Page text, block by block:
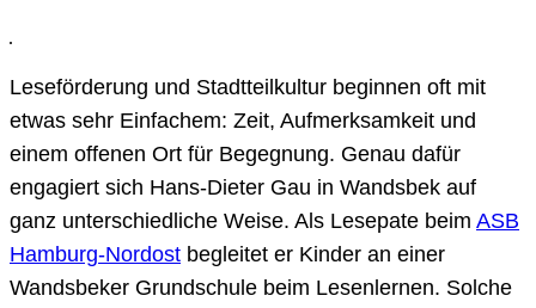
Leseförderung und Stadtteilkultur beginnen oft mit
etwas sehr Einfachem: Zeit, Aufmerksamkeit und
einem offenen Ort für Begegnung. Genau dafür
engagiert sich Hans-Dieter Gau in Wandsbek auf
ganz unterschiedliche Weise. Als Lesepate beim ASB
Hamburg-Nordost begleitet er Kinder an einer
Wandsbeker Grundschule beim Lesenlernen. Solche